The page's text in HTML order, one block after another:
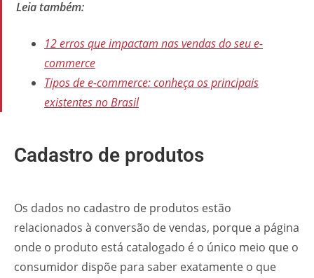
Leia também:
12 erros que impactam nas vendas do seu e-
commerce
Tipos de e-commerce: conheça os principais
existentes no Brasil
Cadastro de produtos
Os dados no cadastro de produtos estão
relacionados à conversão de vendas, porque a página
onde o produto está catalogado é o único meio que o
consumidor dispõe para saber exatamente o que